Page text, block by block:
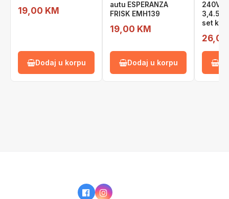
19,00 KM
Dodaj u korpu
autu ESPERANZA
FRISK EMH139
19,00 KM
Dodaj u korpu
240V,
set
26,00